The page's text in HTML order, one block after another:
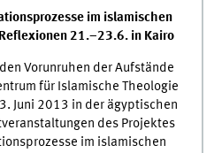
im islamischen
21.–23.6. in Kairo
Vorunruhen der Aufstände
für Islamische Theologie
Juni 2013 in der ägyptischen
des Projektes
im islamischen